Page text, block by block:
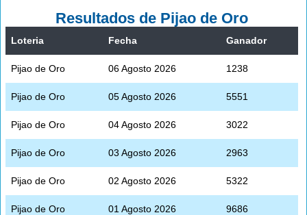
Resultados de Pijao de Oro
Loteria Fecha Ganador
Pijao de Oro 06 Agosto 2026 1238
Pijao de Oro 05 Agosto 2026 5551
Pijao de Oro 04 Agosto 2026 3022
Pijao de Oro 03 Agosto 2026 2963
Pijao de Oro 02 Agosto 2026 5322
Pijao de Oro 01 Agosto 2026 9686